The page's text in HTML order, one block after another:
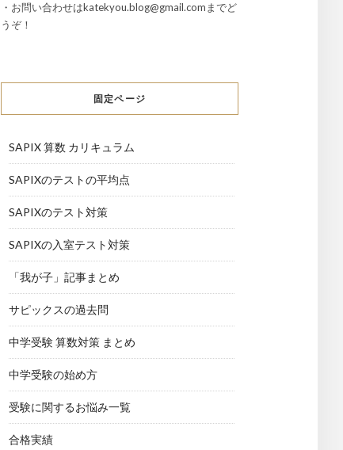
・お問い合わせはkatekyou.blog@gmail.comまでど
うぞ！
固定ページ
SAPIX 算数 カリキュラム
SAPIXのテストの平均点
SAPIXのテスト対策
SAPIXの入室テスト対策
「我が子」記事まとめ
サピックスの過去問
中学受験 算数対策 まとめ
中学受験の始め方
受験に関するお悩み一覧
合格実績